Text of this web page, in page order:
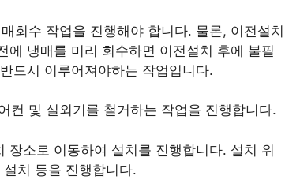
수 작업을 진행해야 합니다. 물론, 이전설치
에 냉매를 미리 회수하면 이전설치 후에 불필
드시 이루어져야하는 작업입니다.
및 실외기를 철거하는 작업을 진행합니다.
소로 이동하여 설치를 진행합니다. 설치 위
치 등을 진행합니다.